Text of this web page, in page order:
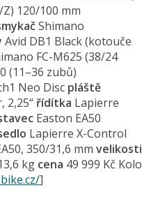
Z) 120/100 mm
Shimano
Avid DB1 Black (kotouče
FC-M625 (38/24
(11–36 zubů)
Neo Disc pláště
2,25“ řídítka Lapierre
Easton EA50
Lapierre X-Control
350/31,6 mm velikosti
kg cena 49 999 Kč Kolo
]